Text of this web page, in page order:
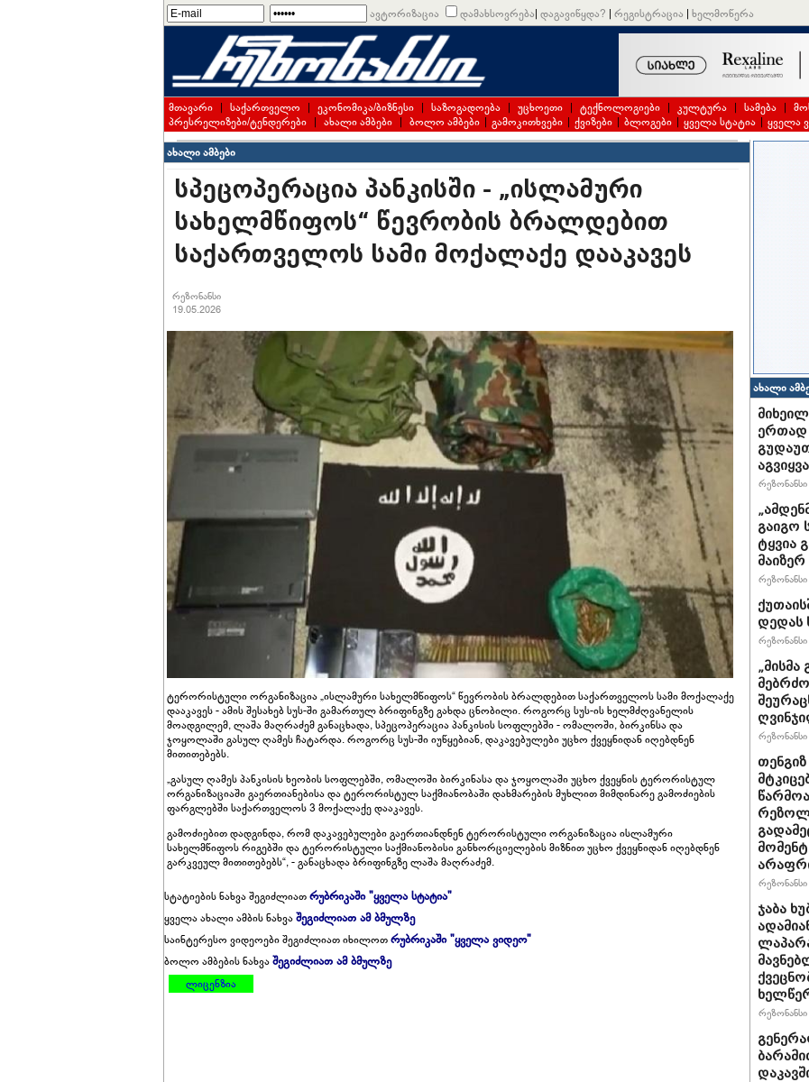
ავტორიზაცია დამახსოვრება| დაგავიწყდა? | რეგისტრაცია | ხელმოწერა
მთავარი | საქართველო | ეკონომიკა/ბიზნესი | საზოგადოება | უცხოეთი | ტექნოლოგიები | კულტურა | სამება |
პრესრელიზები/ტენდერები | ახალი ამბები | ბოლო ამბები | გამოკითხვები | ქვიზები | ბლოგები | ყველა სტატია | ყველა
ახალი ამბები
სპეცოპერაცია პანკისში - „ისლამური
სახელმწიფოს“ წევრობის ბრალდებით
საქართველოს სამი მოქალაქე დააკავეს
რეზონანსი
19.05.2026
ტერორისტული ორგანიზაცია „ისლამური სახელმწიფოს“ წევრობის ბრალდებით საქართველოს სამი მოქალაქე
დააკავეს - ამის შესახებ სუს-ში გამართულ ბრიფინგზე გახდა ცნობილი. როგორც სუს-ის ხელმძღვანელის
მოადგილემ, ლაშა მაღრაძემ განაცხადა, სპეცოპერაცია პანკისის სოფლებში - ომალოში, ბირკინსა და
ჯოყოლაში გასულ ღამეს ჩატარდა. როგორც სუს-ში იუწყებიან, დაკავებულები უცხო ქვეყნიდან იღებდნენ
მითითებებს.
„გასულ ღამეს პანკისის ხეობის სოფლებში, ომალოში ბირკინასა და ჯოყოლაში უცხო ქვეყნის ტერორისტულ
ორგანიზაციაში გაერთიანებისა და ტერორისტულ საქმიანობაში დახმარების მუხლით მიმდინარე გამოძიების
ფარგლებში საქართველოს 3 მოქალაქე დააკავეს.
გამოძიებით დადგინდა, რომ დაკავებულები გაერთიანდნენ ტერორისტული ორგანიზაცია ისლამური
სახელმწიფოს რიგებში და ტერორისტული საქმიანობისი განხორციელების მიზნით უცხო ქვეყნიდან იღებდნენ
გარკვეულ მითითებებს“, - განაცხადა ბრიფინგზე ლაშა მაღრაძემ.
სტატიების ნახვა შეგიძლიათრუბრიკაში "ყველა სტატია"
ყველა ახალი ამბის ნახვაშეგიძლიათ ამ ბმულზე
საინტერესო ვიდეოები შეგიძლიათ იხილოთრუბრიკაში "ყველა ვიდეო"
ბოლო ამბების ნახვაშეგიძლიათ ამ ბმულზე
ლიცენზია
ახალი
ერთად
გაიგო
ტყვია
დედას
„მისმა
ჯაბა